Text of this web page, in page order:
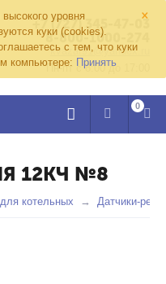
×
уровня
куки (cookies).
с тем, что куки
компьютере: Принять
+7 (727) 345-47-03
8-800-1000-274
kvazar91@yandex.ru
Пн-пт с 8:00 до 17:00
0
12КЧ №8
котельных Датчики-реле